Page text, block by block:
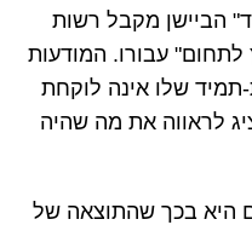
הביישן מקבל רשות
עבורו. המודעות
שלו אינה לוקחת
לראווה את מה שהיה
היא בכך שהתוצאה של